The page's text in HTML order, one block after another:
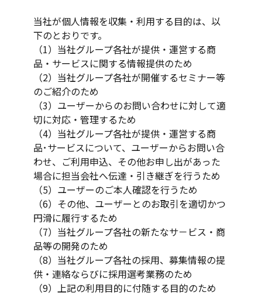
当社が個人情報を収集・利用する目的は、以
下のとおりです。
（1）当社グループ各社が提供・運営する商
品・サービスに関する情報提供のため
（2）当社グループ各社が開催するセミナー等
のご紹介のため
（3）ユーザーからのお問い合わせに対して適
切に対応・管理するため
（4）当社グループ各社が提供・運営する商
品･サービスについて、ユーザーからお問い合
わせ、ご利用申込、その他お申し出があった
場合に担当会社へ伝達・引き継ぎを行うため
（5）ユーザーのご本人確認を行うため
（6）その他、ユーザーとのお取引を適切かつ
円滑に履行するため
（7）当社グループ各社の新たなサ－ビス・商
品等の開発のため
（8）当社グループ各社の採用、募集情報の提
供・連絡ならびに採用選考業務のため
（9）上記の利用目的に付随する目的のため